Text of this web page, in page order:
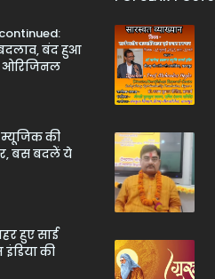
बंद हुआ
ओरिजिनल
म्यूजिक की
बस बदलें ये
हुए साई
की